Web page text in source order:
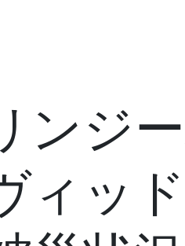
ンジ
ィッ